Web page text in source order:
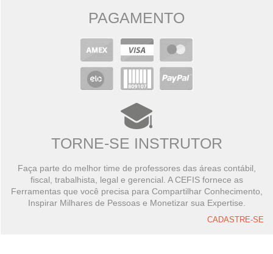
PAGAMENTO
TORNE-SE INSTRUTOR
Faça parte do melhor time de professores das áreas contábil,
fiscal, trabalhista, legal e gerencial. A CEFIS fornece as
Ferramentas que você precisa para Compartilhar Conhecimento,
Inspirar Milhares de Pessoas e Monetizar sua Expertise.
CADASTRE-SE